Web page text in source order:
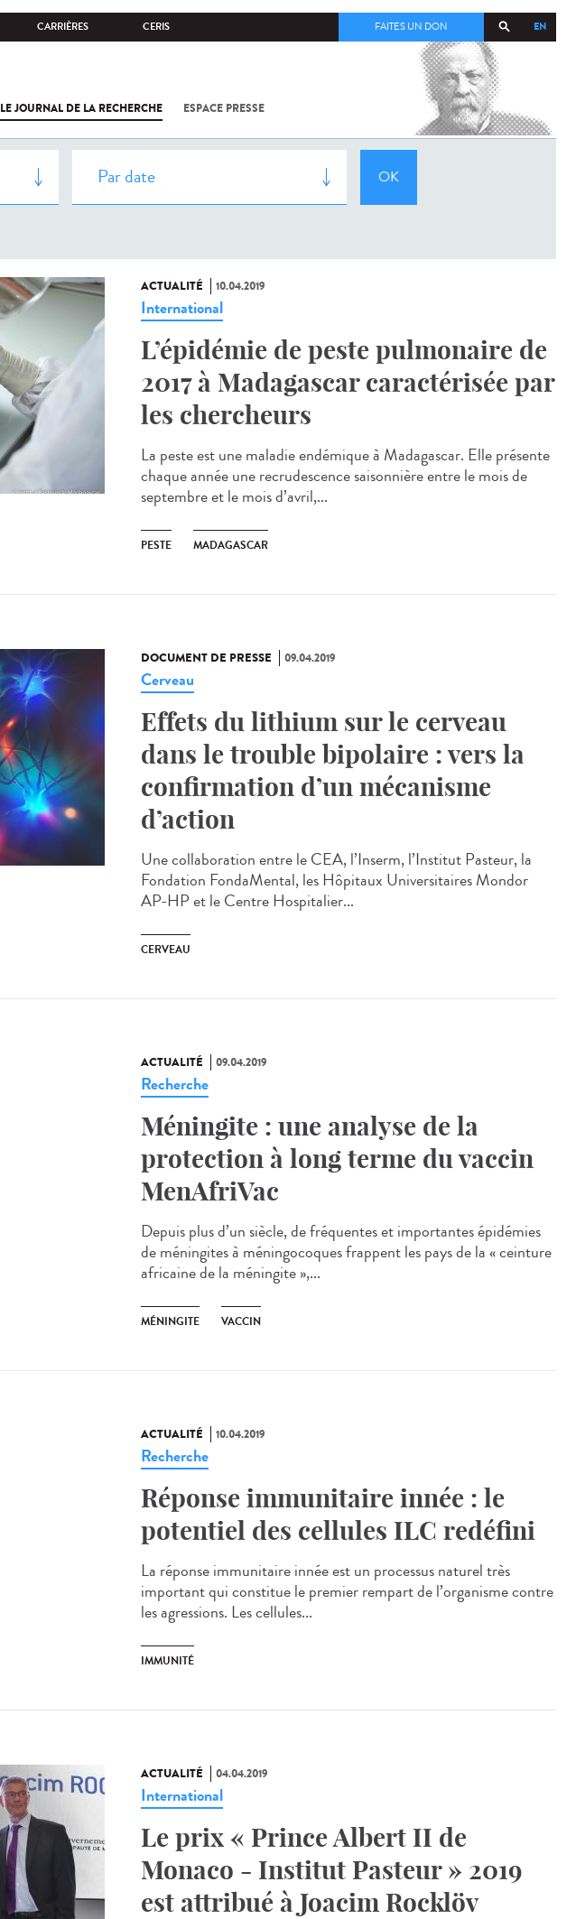
CARRIÈRES CERIS EN
FAITES UN DON
LE JOURNAL DE LA RECHERCHE ESPACE PRESSE
COV-2 /
L'INSTITUT
PASTEUR
ACTUALITÉ 10.04.2019
International
L’épidémie de peste pulmonaire de
2017 à Madagascar caractérisée par
les chercheurs
La peste est une maladie endémique à Madagascar. Elle présente
chaque année une recrudescence saisonnière entre le mois de
septembre et le mois d’avril,...
PESTE MADAGASCAR
DOCUMENT DE PRESSE 09.04.2019
Cerveau
Effets du lithium sur le cerveau
dans le trouble bipolaire : vers la
confirmation d’un mécanisme
d’action
Une collaboration entre le CEA, l’Inserm, l’Institut Pasteur, la
Fondation FondaMental, les Hôpitaux Universitaires Mondor
AP-HP et le Centre Hospitalier...
CERVEAU
ACTUALITÉ 09.04.2019
Recherche
Méningite : une analyse de la
protection à long terme du vaccin
MenAfriVac
Depuis plus d’un siècle, de fréquentes et importantes épidémies
de méningites à méningocoques frappent les pays de la « ceinture
africaine de la méningite »,...
MÉNINGITE VACCIN
ACTUALITÉ 10.04.2019
Recherche
Réponse immunitaire innée : le
potentiel des cellules ILC redéfini
La réponse immunitaire innée est un processus naturel très
important qui constitue le premier rempart de l’organisme contre
les agressions. Les cellules...
IMMUNITÉ
ACTUALITÉ 04.04.2019
International
Le prix « Prince Albert II de
Monaco - Institut Pasteur » 2019
est attribué à Joacim Rocklöv